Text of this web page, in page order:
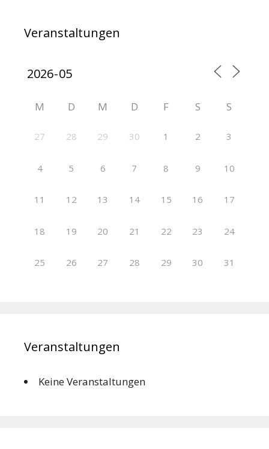
Veranstaltungen
M D M D F S S
27 28 29 30 1 2 3
4 5 6 7 8 9 10
11 12 13 14 15 16 17
18 19 20 21 22 23 24
25 26 27 28 29 30 31
Veranstaltungen
Keine Veranstaltungen